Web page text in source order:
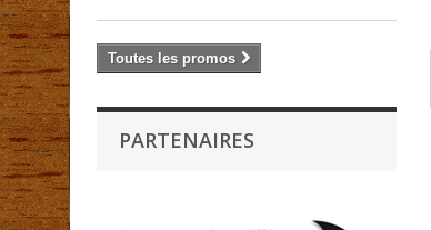
Toutes les promos
PARTENAIRES